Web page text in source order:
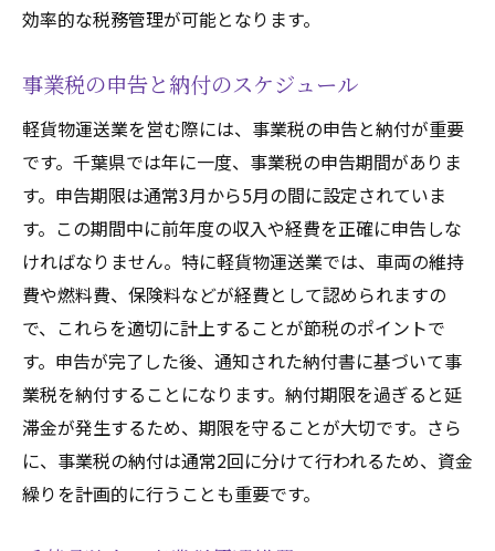
効率的な税務管理が可能となります。
事業税の申告と納付のスケジュール
軽貨物運送業を営む際には、事業税の申告と納付が重要
です。千葉県では年に一度、事業税の申告期間がありま
す。申告期限は通常3月から5月の間に設定されていま
す。この期間中に前年度の収入や経費を正確に申告しな
ければなりません。特に軽貨物運送業では、車両の維持
費や燃料費、保険料などが経費として認められますの
で、これらを適切に計上することが節税のポイントで
す。申告が完了した後、通知された納付書に基づいて事
業税を納付することになります。納付期限を過ぎると延
滞金が発生するため、期限を守ることが大切です。さら
に、事業税の納付は通常2回に分けて行われるため、資金
繰りを計画的に行うことも重要です。